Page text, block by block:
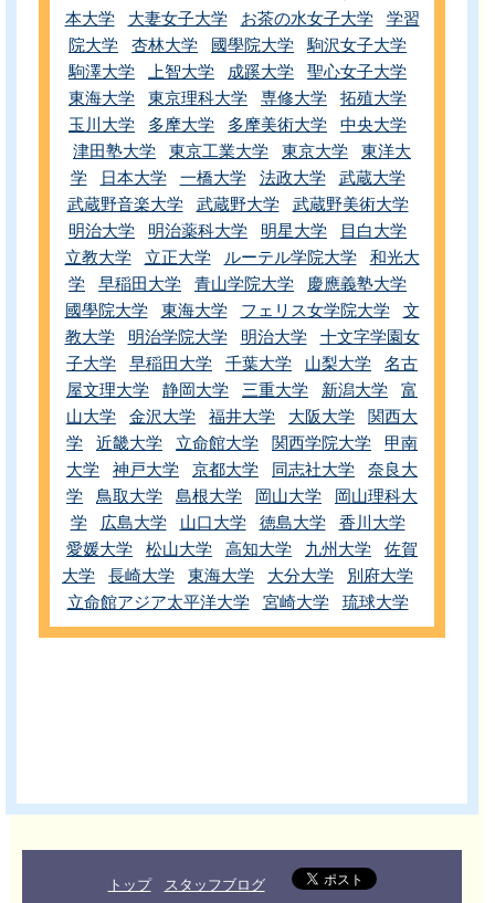
本大学
大妻女子大学 お茶の水女子大学
学習
院大学
杏林大学 國學院大学
駒沢女子大学
駒澤大学
上智大学 成蹊大学
聖心女子大学
東海大学
東京理科大学 専修大学
拓殖大学
玉川大学
多摩大学 多摩美術大学
中央大学
津田塾大学
東京工業大学 東京大学
東洋大
学
日本大学 一橋大学 法政大学
武蔵大学
武蔵野音楽大学
武蔵野大学
武蔵野美術大学
明治大学
明治薬科大学 明星大学
目白大学
立教大学
立正大学 ルーテル学院大学
和光大
学
早稲田大学 青山学院大学
慶應義塾大学
國學院大学
東海大学 フェリス女学院大学
文
教大学
明治学院大学 明治大学
十文字学園女
子大学
早稲田大学 千葉大学 山梨大学
名古
屋文理大学
静岡大学 三重大学 新潟大学
富
山大学
金沢大学 福井大学 大阪大学
関西大
学
近畿大学 立命館大学 関西学院大学
甲南
大学
神戸大学 京都大学 同志社大学
奈良大
学
鳥取大学 島根大学 岡山大学
岡山理科大
学
広島大学 山口大学 徳島大学
香川大学
愛媛大学
松山大学 高知大学 九州大学
佐賀
大学
長崎大学 東海大学 大分大学
別府大学
立命館アジア太平洋大学
宮崎大学 琉球大学
トップ スタッフブログ